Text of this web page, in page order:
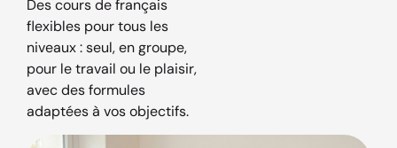
Des cours de français
flexibles pour tous les
niveaux : seul, en groupe,
pour le travail ou le plaisir,
avec des formules
adaptées à vos objectifs.